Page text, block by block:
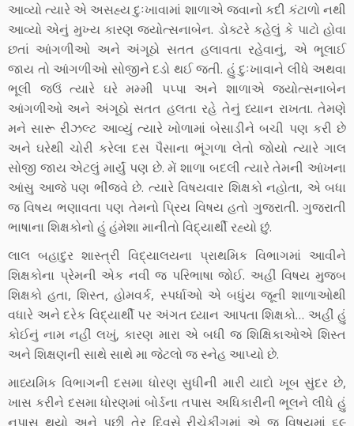
આવ્યો ત્યારે એ અસહ્ય દુઃખાવામાં શાળાએ જવાનો કદી કંટાળો નથી
આવ્યો એનું મુખ્ય કારણ જ્યોત્સનાબેન. ડોક્ટરે કહેલું કે પાટો હોવા
છતાં આંગળીઓ અને અંગૂઠો સતત હલાવતા રહેવાનું, એ ભૂલાઈ
જાય તો આંગળીઓ સોજીને દડો થઈ જતી. હું દુઃખાવાને લીધે અથવા
ભૂલી જઉં ત્યારે ઘરે મમ્મી પપ્પા અને શાળાએ જ્યોત્સનાબેન
આંગળીઓ અને અંગૂઠો સતત હલતા રહે તેનું ધ્યાન રાખતા. તેમણે
મને સારૂ રીઝલ્ટ આવ્યું ત્યારે ખોળામાં બેસાડીને બચી પણ કરી છે
અને ઘરેથી ચોરી કરેલા દસ પૈસાના ભૂંગળા લેતો જોયો ત્યારે ગાલ
સોજી જાય એટલું માર્યું પણ છે. મેં શાળા બદલી ત્યારે તેમની આંખના
આંસુ આજે પણ ભીંજવે છે. ત્યારે વિષયવાર શિક્ષકો નહોતા, એ બધા
જ વિષય ભણાવતા પણ તેમનો પ્રિય વિષય હતો ગુજરાતી. ગુજરાતી
ભાષાના શિક્ષકોનો હું હંમેશા માનીતો વિદ્યાર્થી રહ્યો છું.
લાલ બહાદુર શાસ્ત્રી વિદ્યાલયના પ્રાથમિક વિભાગમાં આવીને
શિક્ષકોના પ્રેમની એક નવી જ પરિભાષા જોઈ. અહીં વિષય મુજબ
શિક્ષકો હતા, શિસ્ત, હોમવર્ક, સ્પર્ધાઓ એ બધુંય જૂની શાળાઓથી
વધારે અને દરેક વિદ્યાર્થી પર અંગત ધ્યાન આપતા શિક્ષકો… અહીં હું
કોઈનું નામ નહીં લખું, કારણ મારા એ બધી જ શિક્ષિકાઓએ શિસ્ત
અને શિક્ષણની સાથે સાથે મા જેટલો જ સ્નેહ આપ્યો છે.
માધ્યમિક વિભાગની દસમા ધોરણ સુધીની મારી યાદો ખૂબ સુંદર છે,
ખાસ કરીને દસમા ધોરણમાં બોર્ડના તપાસ અધિકારીની ભૂલને લીધે હું
નપાસ થયો અને પછી તેર દિવસે રીચેકીંગમાં એ જ વિષયમાં ૬૯